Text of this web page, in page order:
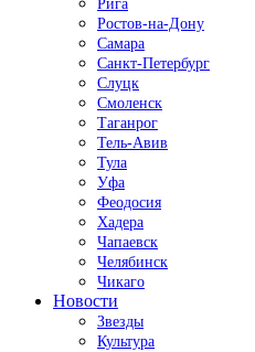
Рига
Ростов-на-Дону
Самара
Санкт-Петербург
Слуцк
Смоленск
Таганрог
Тель-Авив
Тула
Уфа
Феодосия
Хадера
Чапаевск
Челябинск
Чикаго
Новости
Звезды
Культура